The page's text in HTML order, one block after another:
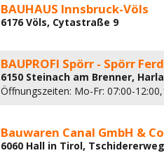
BAUHAUS Innsbruck-Völs
6176 Völs, Cytastraße 9
BAUPROFI Spörr - Spörr
6150 Steinach am Brenner,
Öffnungszeiten: Mo-Fr: 07:00-
Bauwaren Canal GmbH &
6060 Hall in Tirol,